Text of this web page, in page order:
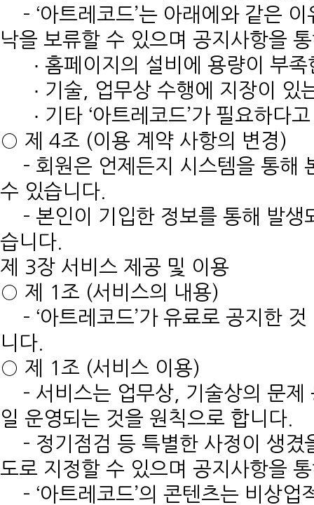
- ‘아트레코드’는 아래에와 같은
낙을 보류할 수 있으며 공지사항을
∙ 홈페이지의 설비에 용량이 부족
∙ 기술, 업무상 수행에 지장이 있
∙ 기타 ‘아트레코드’가 필요하다
○ 제 4조 (이용 계약 사항의 변경)
- 회원은 언제든지 시스템을 통해
수 있습니다.
- 본인이 기입한 정보를 통해 발생
습니다.
제 3장 서비스 제공 및 이용
○ 제 1조 (서비스의 내용)
- ‘아트레코드’가 유료로 공지한
니다.
○ 제 1조 (서비스 이용)
- 서비스는 업무상, 기술상의 문제
일 운영되는 것을 원칙으로 합니다.
- 정기점검 등 특별한 사정이 생겼
도로 지정할 수 있으며 공지사항을
- ‘아트레코드’의 콘텐츠는 비상업